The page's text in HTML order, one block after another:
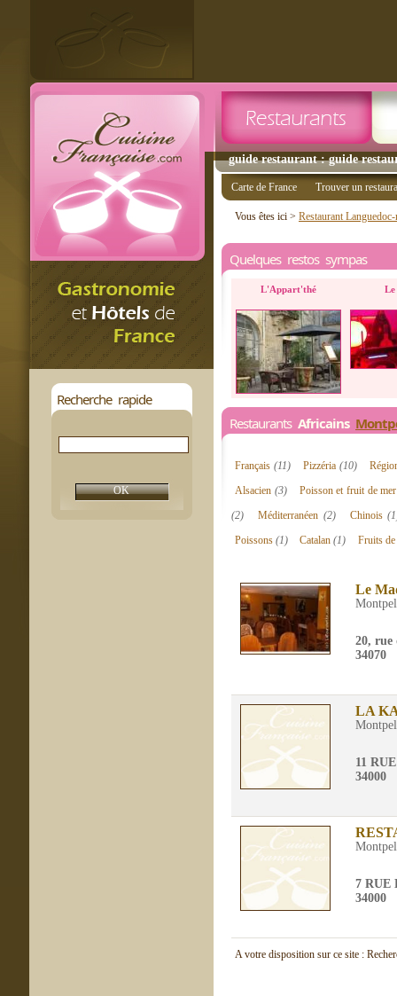
guide restaurant : guide
Recherche rapide
Carte de France Trouver un
Vous êtes ici > Restaurant
Quelques restos sympas
L'Appart'thé Le
Restaurants Africains
Français (11) Pizzéria (10)
Alsacien (3)
Poisson et fruit de
(2)
Méditerranéen (2) Chinois
Poissons (1) Catalan(1) Fruits
Le
20, rue
34070
LA
11
34000
7 RUE
34000
A votre disposition sur ce site :